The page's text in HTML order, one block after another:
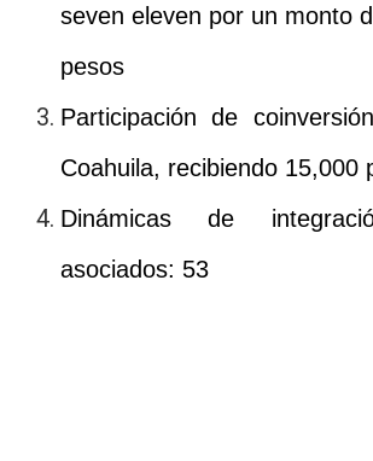
seven eleven por un monto
pesos
Participación de
Coahuila, recibiendo 15,000
Dinámicas de
asociados: 53